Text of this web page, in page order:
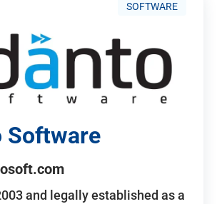
SOFTWARE
Software
and legally established as a